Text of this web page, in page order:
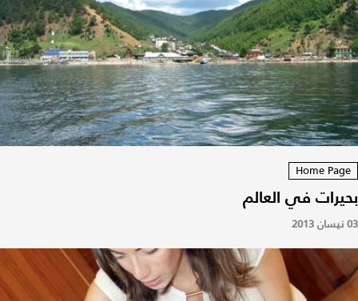
Home Page
بحيرات في العالم
03 نيسان 2013